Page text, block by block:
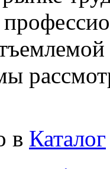
в Каталог